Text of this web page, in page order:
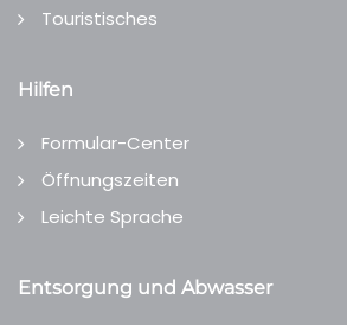
Touristisches
Hilfen
Formular-Center
Öffnungszeiten
Leichte Sprache
Entsorgung und Abwasser